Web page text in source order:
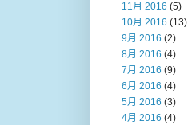
11月 2016 (5)
10月 2016 (13)
9月 2016 (2)
8月 2016 (4)
7月 2016 (9)
6月 2016 (4)
5月 2016 (3)
4月 2016 (4)